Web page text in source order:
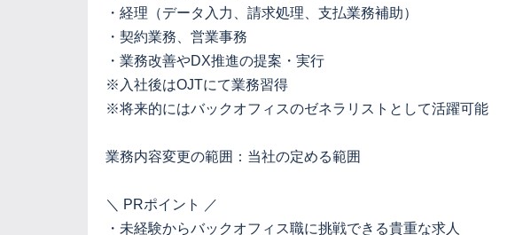
・経理（データ入力、請求処理、支払業務補助）
・契約業務、営業事務
・業務改善やDX推進の提案・実行
※入社後はOJTにて業務習得
※将来的にはバックオフィスのゼネラリストとして活躍可能
業務内容変更の範囲：当社の定める範囲
＼ PRポイント ／
・未経験からバックオフィス職に挑戦できる貴重な求人